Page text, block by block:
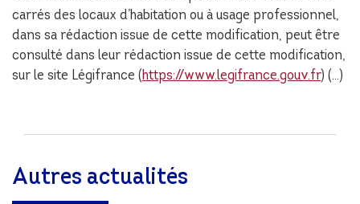
carrés des locaux d’habitation ou à usage professionnel,
dans sa rédaction issue de cette modification, peut être
consulté dans leur rédaction issue de cette modification,
sur le site Légifrance (https://www.legifrance.gouv.fr) (…)
Autres actualités